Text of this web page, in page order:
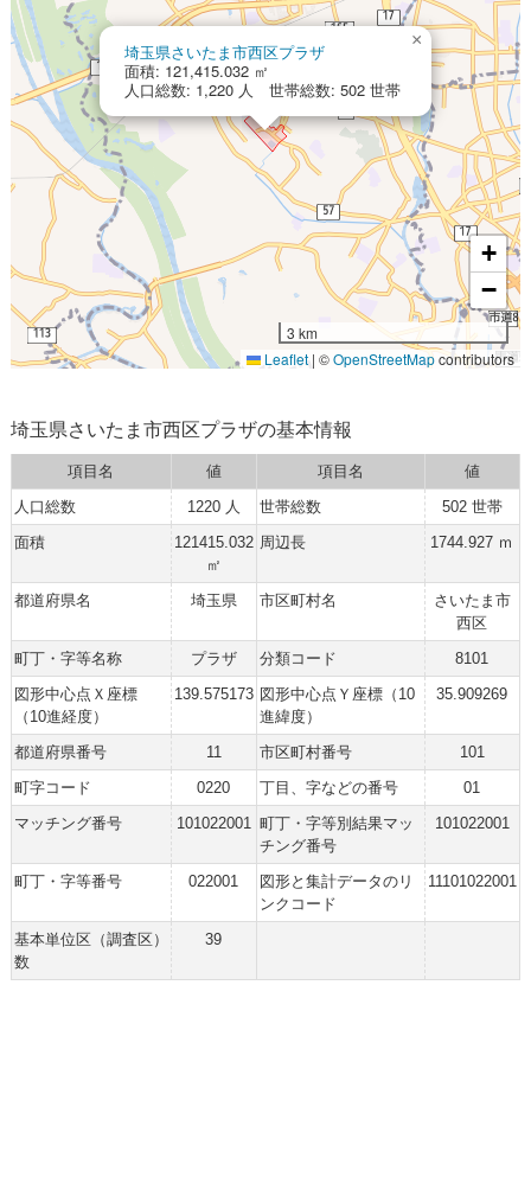
埼玉県さいたま市西区プラザ
面積: 121,415.032 ㎡
人口総数: 1,220 人 世帯総数: 502 世帯
×
+
−
3 km
Leaflet | ©OpenStreetMapcontributors
埼玉県さいたま市西区プラザの基本情報
項目名 値 項目名
値
人口総数
1220 人 世帯総数
502 世帯
面積
121415.032
㎡
周辺長 1744.927 ｍ
都道府県名 埼玉県 市区町村名
さいたま市
西区
町丁・字等名称
プラザ 分類コード
8101
図形中心点Ｘ座標
（10進経度）
139.575173 図形中心点Ｙ座標（10
進緯度）
35.909269
都道府県番号 11 市区町村番号
101
町字コード
0220 丁目、字などの番号
01
マッチング番号
101022001 町丁・字等別結果マッ
チング番号
101022001
町丁・字等番号 022001
図形と集計データのリ
ンクコード
11101022001
基本単位区（調査区）
数
39